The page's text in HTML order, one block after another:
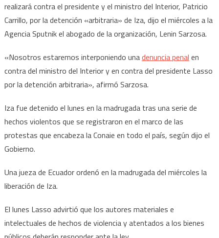
realizará contra el presidente y el ministro del Interior, Patricio
Carrillo, por la detención «arbitraria» de Iza, dijo el miércoles a la
Agencia Sputnik el abogado de la organización, Lenin Sarzosa.
«Nosotros estaremos interponiendo unadenuncia penal en
contra del ministro del Interior y en contra del presidente Lasso
por la detención arbitraria», afirmó Sarzosa.
Iza fue detenido el lunes en la madrugada tras una serie de
hechos violentos que se registraron en el marco de las
protestas que encabeza la Conaie en todo el país, según dijo el
Gobierno.
Una jueza de Ecuador ordenó en la madrugada del miércoles la
liberación de Iza.
El lunes Lasso advirtió que los autores materiales e
intelectuales de hechos de violencia y atentados a los bienes